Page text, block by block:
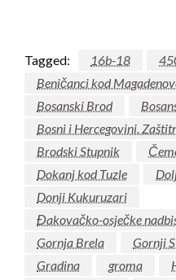
Tagged: 16b-18
Beničanci kod
Bosanski Brod
Bosni i Hercegovini.
Brodski Stupnik
Dokanj kod Tuzle
Donji Kukuruzari
Đakovačko-osječke
Gornja Brela
Gornji
Gradina
groma